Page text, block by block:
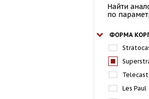
Найти
по
ФОРМА
Les Paul